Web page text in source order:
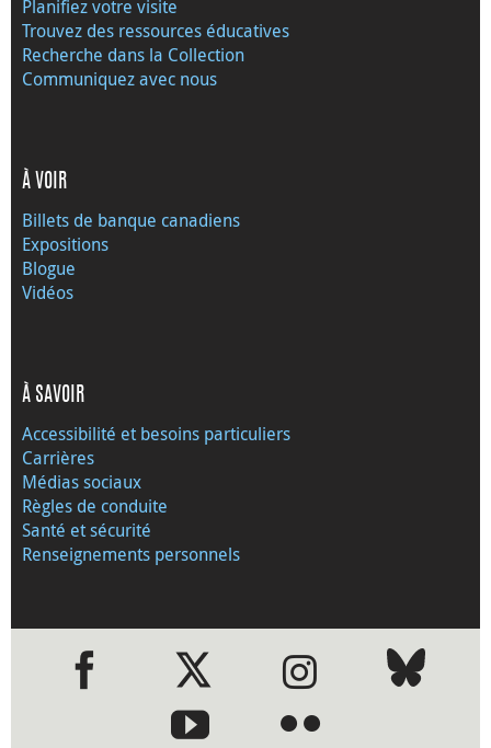
Planifiez votre visite
Trouvez des ressources éducatives
Recherche dans la Collection
Communiquez avec nous
À VOIR
Billets de banque canadiens
Expositions
Blogue
Vidéos
À SAVOIR
Accessibilité et besoins particuliers
Carrières
Médias sociaux
Règles de conduite
Santé et sécurité
Renseignements personnels
●●